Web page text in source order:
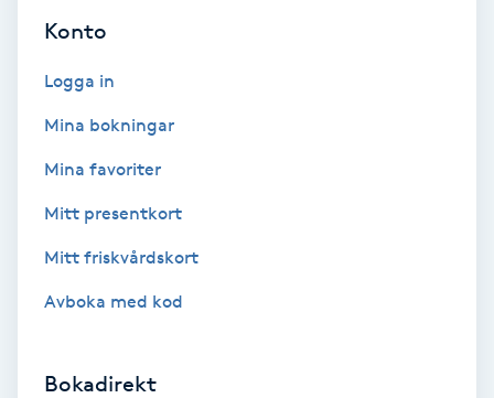
Bottenfärg
Brynformning
Brynplockning
Konto
Logga in
Mina bokningar
Mina favoriter
Mitt presentkort
Mitt friskvårdskort
Avboka med kod
Bokadirekt